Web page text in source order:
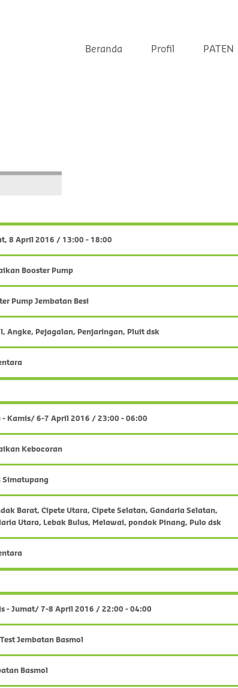
Beranda Profil PATEN
8 April 2016 / 13:00 - 18:00
Booster Pump
Pump Jembatan Besi
Angke, Pejagalan, Penjaringan, Pluit dsk
- Kamis/ 6-7 April 2016 / 23:00 - 06:00
Kebocoran
Simatupang
Barat, Cipete Utara, Cipete Selatan, Gandaria Selatan,
Utara, Lebak Bulus, Melawai, pondok Pinang, Pulo dsk
- Jumat/ 7-8 April 2016 / 22:00 - 04:00
Jembatan Basmol
Basmol